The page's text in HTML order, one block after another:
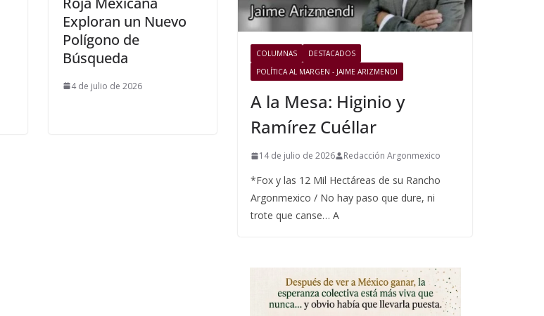
Exploran un Nuevo
Polígono de
Búsqueda
4 de julio de 2026
COLUMNAS
DESTACADOS
POLÍTICA AL MARGEN - JAIME ARIZMENDI
A la Mesa: Higinio y
Ramírez Cuéllar
14 de julio de 2026 Redacción Argonmexico
*Fox y las 12 Mil Hectáreas de su Rancho
Argonmexico / No hay paso que dure, ni
trote que canse… A